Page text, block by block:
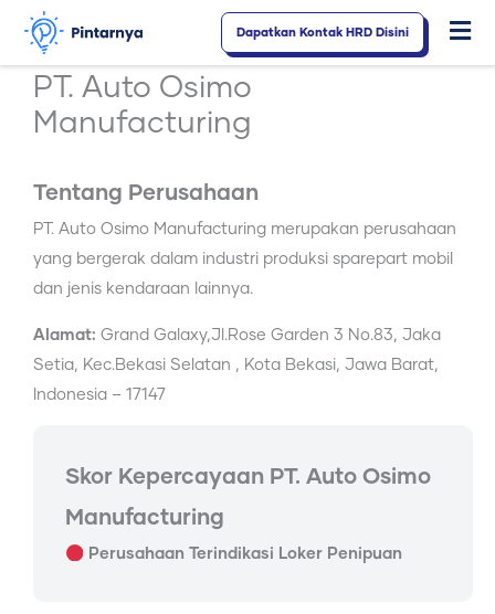
Lewati
konten
Dapatkan Kontak HRD Disini
PT. Auto Osimo
Manufacturing
Tentang Perusahaan
PT. Auto Osimo Manufacturing merupakan perusahaan
yang bergerak dalam industri produksi sparepart mobil
dan jenis kendaraan lainnya.
Alamat: Grand Galaxy,Jl.Rose Garden 3 No.83, Jaka
Setia, Kec.Bekasi Selatan , Kota Bekasi, Jawa Barat,
Indonesia – 17147
Skor Kepercayaan PT. Auto Osimo
Manufacturing
Perusahaan Terindikasi Loker Penipuan